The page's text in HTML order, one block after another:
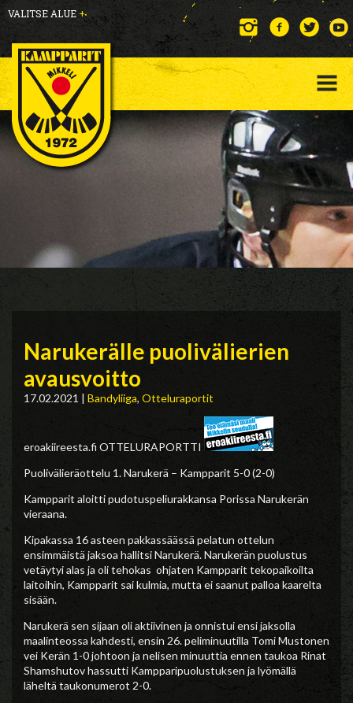
VALITSE ALUE +
Narukerälle puolivälierien
avausvoitto
17.02.2021 | Bandyliiga, Otteluraportit
eroakiireesta.fi OTTELURAPORTTI
Puolivälieräottelu 1. Narukerä – Kampparit 5-0 (2-0)
Kampparit aloitti pudotuspeliurakkansa Porissa Narukerän
vieraana.
Kipakassa 16 asteen pakkassäässä pelatun ottelun
ensimmäistä jaksoa hallitsi Narukerä. Narukerän puolustus
vetäytyi alas ja oli tehokas ohjaten Kampparit tekopaikoilta
laitoihin, Kampparit sai kulmia, mutta ei saanut palloa kaarelta
sisään.
Narukerä sen sijaan oli aktiivinen ja onnistui ensi jaksolla
maalinteossa kahdesti, ensin 26. peliminuutilla Tomi Mustonen
vei Kerän 1-0 johtoon ja nelisen minuuttia ennen taukoa Rinat
Shamshutov hassutti Kampparipuolustuksen ja lyömällä
läheltä taukonumerot 2-0.